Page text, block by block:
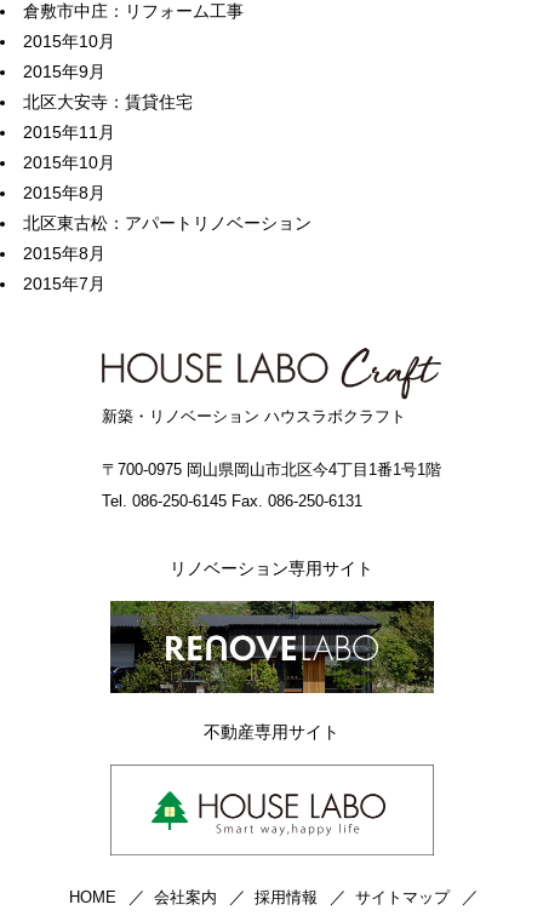
倉敷市中庄：リフォーム工事
2015年10月
2015年9月
北区大安寺：賃貸住宅
2015年11月
2015年10月
2015年8月
北区東古松：アパートリノベーション
2015年8月
2015年7月
新築・リノベーション ハウスラボクラフト
〒700-0975 岡山県岡山市北区今4丁目1番1号1階
Tel. 086-250-6145 Fax. 086-250-6131
リノベーション専用サイト
不動産専用サイト
HOME 会社案内 採用情報 サイトマップ